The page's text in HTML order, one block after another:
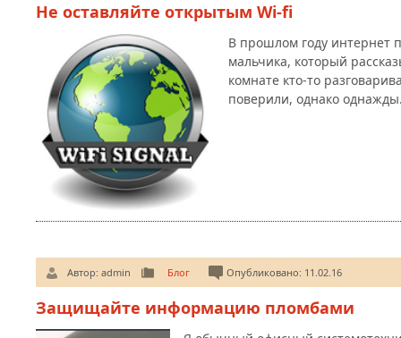
Не оставляйте открытым Wi-fi
В прошлом году интернет
мальчика, который
комнате кто-то
поверили, однако
Автор: admin Блог Опубликовано: 11.02.16
Защищайте информацию пломбами